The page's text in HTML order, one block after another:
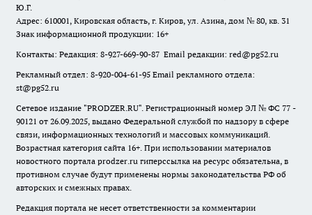
Ю.Г.
Адрес: 610001, Кировская область, г. Киров, ул. Азина, дом № 80, кв. 31
Знак информационной продукции: 16+
Контакты: Редакция: 8-927-669-90-87 Email редакции: red@pg52.ru
Рекламный отдел: 8-920-004-61-95 Email рекламного отдела:
st@pg52.ru
Сетевое издание "PRODZER.RU". Регистрационный номер ЭЛ № ФС 77 -
90121 от 26.09.2025, выдано Федеральной службой по надзору в сфере
связи, информационных технологий и массовых коммуникаций.
Возрастная категория сайта 16+. При использовании материалов
новостного портала prodzer.ru гиперссылка на ресурс обязательна, в
противном случае будут применены нормы законодательства РФ об
авторских и смежных правах.
Редакция портала не несет ответственности за комментарии